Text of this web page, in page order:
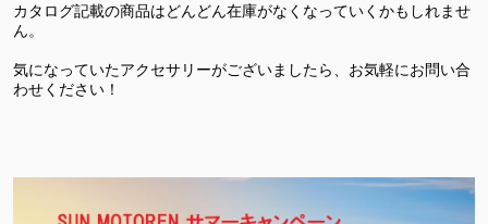
カタログ記載の商品はどんどん在庫がなくなっていくかもしれませ
ん。
気になっていたアクセサリーがございましたら、お気軽にお問い合
わせください！